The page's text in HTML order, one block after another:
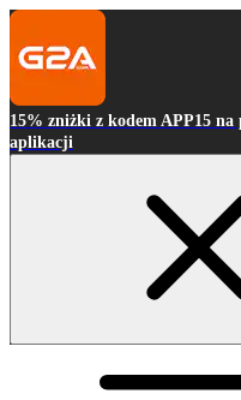
15% zniżki z kodem APP15 na
aplikacji